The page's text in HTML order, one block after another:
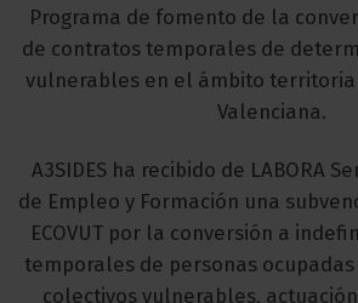
Programa de fomento de la
de contratos temporales de
vulnerables en el ámbito
Valenciana.
A3SIDES ha recibido de LABORA
de Empleo y Formación una
ECOVUT por la conversión a
temporales de personas
colectivos vulnerables,